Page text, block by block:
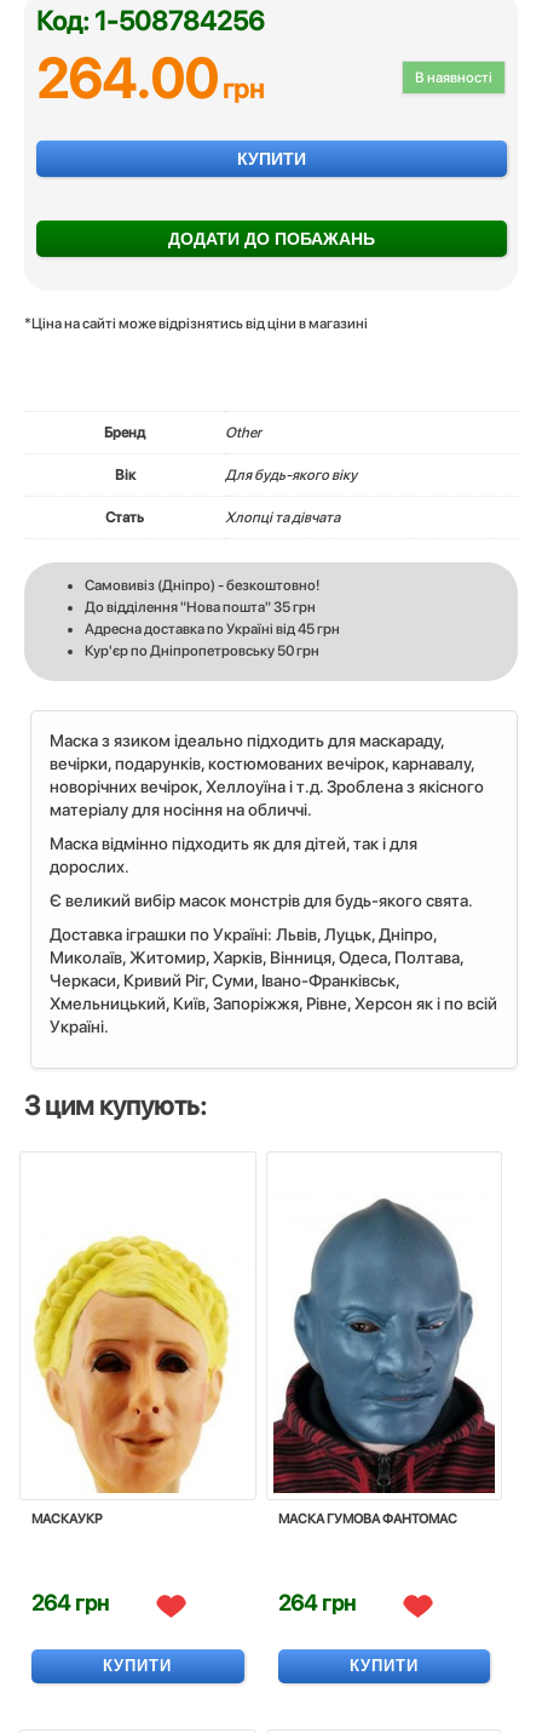
Код: 1-508784256
В наявності
264.00грн
КУПИТИ
ДОДАТИ ДО ПОБАЖАНЬ
*Ціна на сайті може відрізнятись від ціни в магазині
Бренд Other
Вік Для будь-якого віку
Стать Хлопці та дівчата
Самовивіз (Дніпро) - безкоштовно!
До відділення "Нова пошта" 35 грн
Адресна доставка по Україні від 45 грн
Кур'єр по Дніпропетровську 50 грн
Маска з язиком ідеально підходить для маскараду,
вечірки, подарунків, костюмованих вечірок, карнавалу,
новорічних вечірок, Хеллоуїна і т.д. Зроблена з якісного
матеріалу для носіння на обличчі.
Маска відмінно підходить як для дітей, так і для
дорослих.
Є великий вибір масок монстрів для будь-якого свята.
Доставка іграшки по Україні: Львiв, Луцьк, Дніпро,
Миколаїв, Житомир, Харків, Вінниця, Одеса, Полтава,
Черкаси, Кривий Ріг, Суми, Івано-Франківськ,
Хмельницький, Київ, Запоріжжя, Рівне, Херсон як і по всій
Україні.
З цим купують:
МАСКАУКР
264 грн
КУПИТИ
МАСКА ГУМОВА ФАНТОМАС
264 грн
КУПИТИ